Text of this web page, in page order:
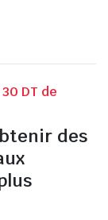
DT de
des